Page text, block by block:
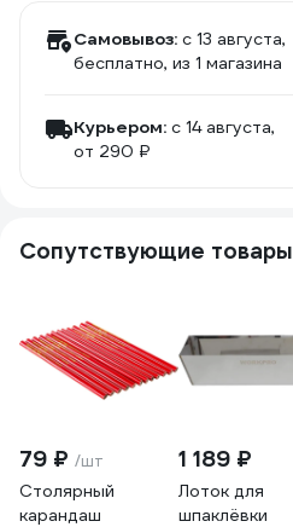
Самовывоз: c 13 августа,
бесплатно, из 1 магазина
Курьером: c 14 августа,
от 290 ₽
Сопутствующие товары
79 ₽ /шт
Столярный
карандаш
1 189 ₽
Лоток для
шпаклёвки